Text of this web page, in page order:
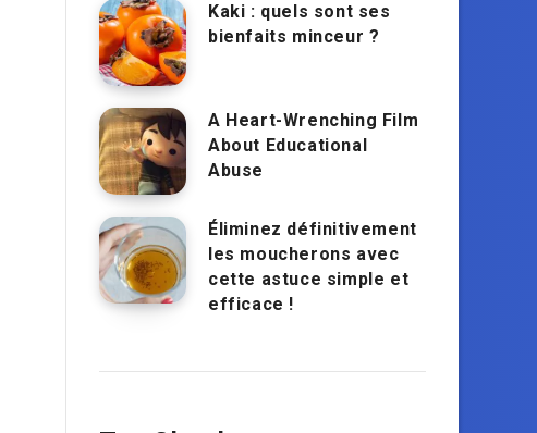
Kaki : quels sont ses
bienfaits minceur ?
A Heart-Wrenching Film
About Educational
Abuse
Éliminez définitivement
les moucherons avec
cette astuce simple et
efficace !